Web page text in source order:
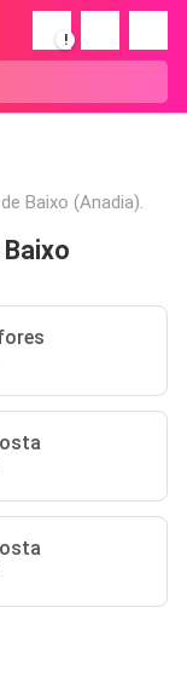
!
Baixo (Anadia).